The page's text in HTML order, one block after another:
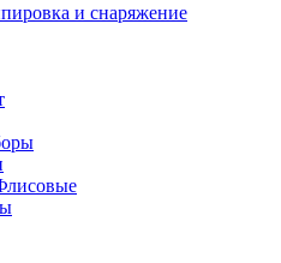
и снаряжение